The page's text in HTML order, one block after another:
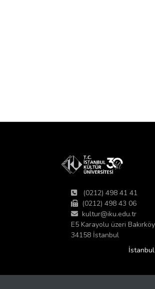
(0212) 498 41 41
(0212) 498 43 06
kultur@iku.edu.tr
E5 Karayolu üzeri Bakırköy
34158 İstanbul